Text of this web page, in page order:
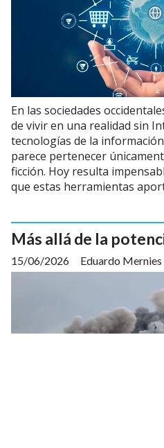
En las sociedades
de vivir en una realidad sin
tecnologías de la
parece pertenecer
ficción. Hoy resulta
que estas herramientas
Más allá de la
Eduardo Mernies
15/06/2026